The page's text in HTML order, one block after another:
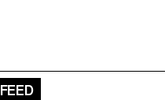
FEED